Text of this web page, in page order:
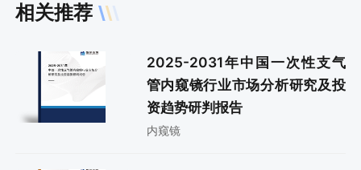
相关推荐
2025-2031年中国一次性支气
管内窥镜行业市场分析研究及投
资趋势研判报告
内窥镜